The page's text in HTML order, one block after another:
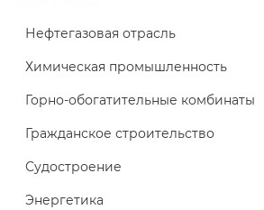
Нефтегазовая отрасль
Химическая промышленность
Горно-обогатительные комбинаты
Гражданское строительство
Судостроение
Энергетика